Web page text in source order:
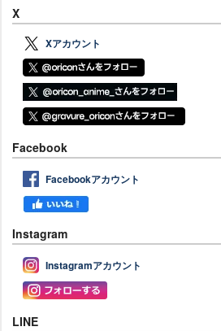
X
Xアカウント
Facebook
Facebookアカウント
Instagram
Instagramアカウント
LINE